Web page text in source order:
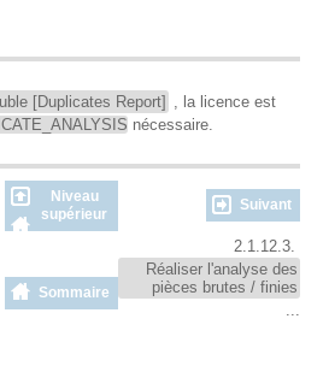
[Duplicates Report]
, la licence est
nécessaire.
Niveau
supérieur
Suivant
Sommaire
2.1.12.3.
Réaliser l'analyse des
pièces brutes / finies